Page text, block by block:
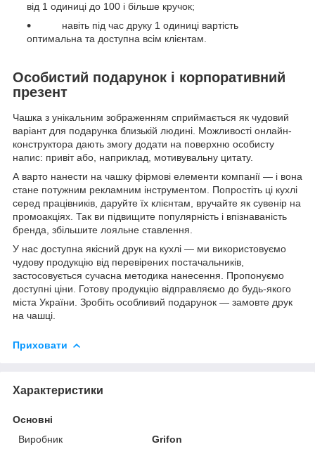
від 1 одиниці до 100 і більше кручок;
навіть під час друку 1 одиниці вартість
оптимальна та доступна всім клієнтам.
Особистий подарунок і корпоративний
презент
Чашка з унікальним зображенням сприймається як чудовий
варіант для подарунка близькій людині. Можливості онлайн-
конструктора дають змогу додати на поверхню особисту
напис: привіт або, наприклад, мотивувальну цитату.
А варто нанести на чашку фірмові елементи компанії — і вона
стане потужним рекламним інструментом. Попростіть ці кухлі
серед працівників, даруйте їх клієнтам, вручайте як сувенір на
промоакціях. Так ви підвищите популярність і впізнаваність
бренда, збільшите лояльне ставлення.
У нас доступна якісний друк на кухлі — ми використовуємо
чудову продукцію від перевірених постачальників,
застосовується сучасна методика нанесення. Пропонуємо
доступні ціни. Готову продукцію відправляємо до будь-якого
міста України. Зробіть особливий подарунок — замовте друк
на чашці.
Приховати
Характеристики
Основні
Виробник
Grifon